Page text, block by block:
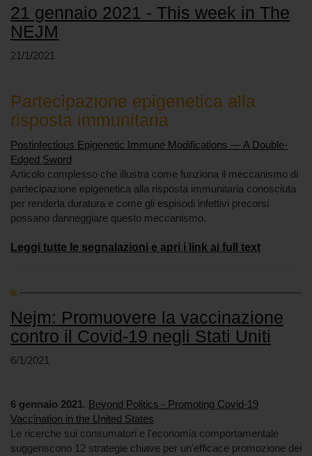
21 gennaio 2021 - This week in The
NEJM
21/1/2021
Partecipazione epigenetica alla
risposta immunitaria
Postinfectious Epigenetic Immune Modifications — A Double-
Edged Sword
Articolo complesso che illustra come funziona il meccanismo di
partecipazione epigenetica alla risposta immunitaria conosciuta
per renderla duratura e come gli espisodi infettivi precorsi
possano danneggiare questo meccanismo.
Leggi tutte le segnalazioni e apri i link ai full text
Nejm: Promuovere la vaccinazione
contro il Covid-19 negli Stati Uniti
6/1/2021
6 gennaio 2021. Beyond Politics - Promoting Covid-19
Vaccination in the United States
Le ricerche sui consumatori e l'economia comportamentale
suggeriscono 12 strategie chiave per un'efficace promozione dei